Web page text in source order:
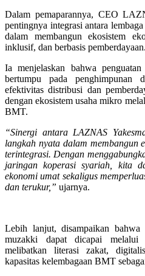
Dalam pemaparannya, CEO
pentingnya integrasi antara
dalam membangun ekosistem
inklusif, dan berbasis pemberdayaan.
Ia menjelaskan bahwa
bertumpu pada penghimpunan
efektivitas distribusi dan
dengan ekosistem usaha mikro
BMT.
“Sinergi antara LAZNAS
langkah nyata dalam membangun
terintegrasi. Dengan
jaringan koperasi syariah, kita
ekonomi umat sekaligus
dan terukur,” ujarnya.
Lebih lanjut, disampaikan bahwa
muzakki dapat dicapai melalui
melibatkan literasi zakat,
kapasitas kelembagaan BMT